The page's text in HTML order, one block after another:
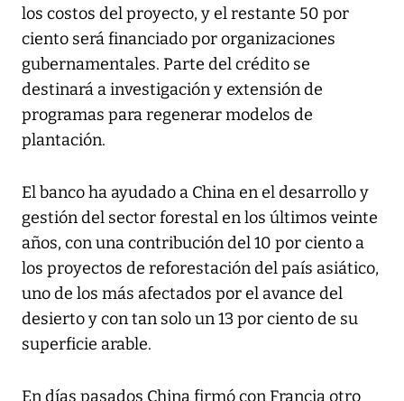
los costos del proyecto, y el restante 50 por
ciento será financiado por organizaciones
gubernamentales. Parte del crédito se
destinará a investigación y extensión de
programas para regenerar modelos de
plantación.
El banco ha ayudado a China en el desarrollo y
gestión del sector forestal en los últimos veinte
años, con una contribución del 10 por ciento a
los proyectos de reforestación del país asiático,
uno de los más afectados por el avance del
desierto y con tan solo un 13 por ciento de su
superficie arable.
En días pasados China firmó con Francia otro